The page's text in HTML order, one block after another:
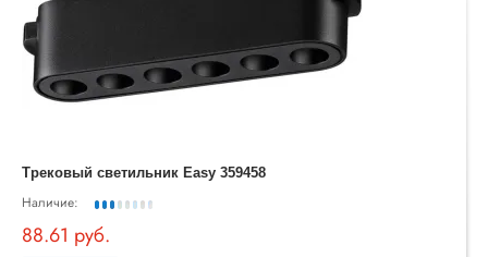
Трековый светильник Easy 359458
Наличие:
88.61 руб.